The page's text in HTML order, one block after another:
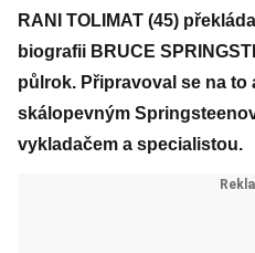
RANI TOLIMAT (45)
biografii BRUCE
půlrok. Připravoval se na to
skálopevným
vykladačem a specialistou.